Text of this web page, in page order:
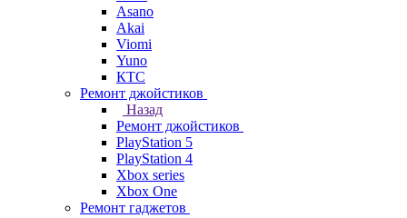
Asano
Akai
Viomi
Yuno
КТС
Ремонт джойстиков
Назад
Ремонт джойстиков
PlayStation 5
PlayStation 4
Xbox series
Xbox One
Ремонт гаджетов